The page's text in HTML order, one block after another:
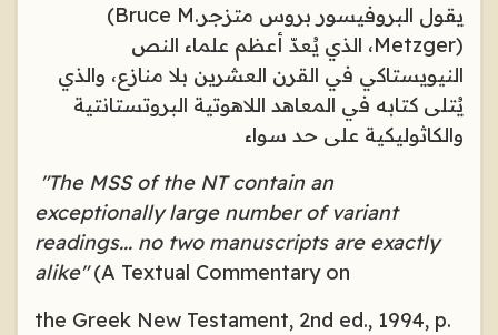
يقول البروفيسور بروس متزجر(Bruce M.
Metzger)، الذي يُعدّ أعظم علماء النص
النيويستاكي في القرن العشرين بلا منازع، والذي
يُتلى كتابه في المعاهد اللاهوتية البروتستانتية
والكاثوليكية على حد سواء
"The MSS of the NT contain an
exceptionally large number of variant
readings... no two manuscripts are exactly
alike"(A Textual Commentary on
the Greek New Testament, 2nd ed., 1994, p.